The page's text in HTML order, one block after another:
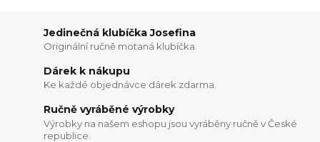
Jedinečná klubíčka Josefina
Originální ručně motaná klubíčka.
Dárek k nákupu
Ke každé objednávce dárek zdarma.
Ručně vyráběné výrobky
Výrobky na našem eshopu jsou vyráběny ručně v České
republice.